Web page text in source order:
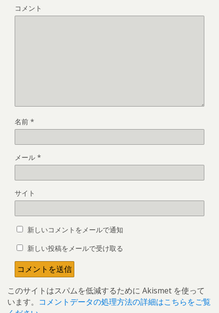
コメント
名前 *
メール *
サイト
新しいコメントをメールで通知
新しい投稿をメールで受け取る
このサイトはスパムを低減するために Akismet を使って
います。 コメントデータの処理方法の詳細はこちらをご覧